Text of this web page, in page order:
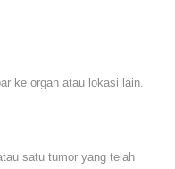
ke organ atau lokasi lain.
satu tumor yang telah